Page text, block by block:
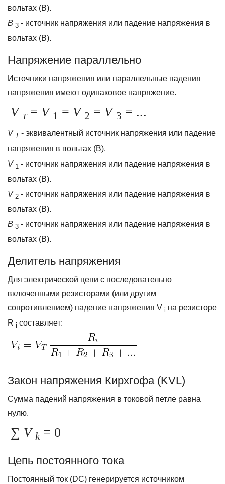
вольтах (В).
В 3 - источник напряжения или падение напряжения в
вольтах (В).
Напряжение параллельно
Источники напряжения или параллельные падения
напряжения имеют одинаковое напряжение.
V T= V 1 = V 2 = V 3 = ...
V T- эквивалентный источник напряжения или падение
напряжения в вольтах (В).
V 1 - источник напряжения или падение напряжения в
вольтах (В).
V 2 - источник напряжения или падение напряжения в
вольтах (В).
В 3 - источник напряжения или падение напряжения в
вольтах (В).
Делитель напряжения
Для электрической цепи с последовательно
включенными резисторами (или другим
сопротивлением) падение напряжения V i на резисторе
R i составляет:
Закон напряжения Кирхгофа (KVL)
Сумма падений напряжения в токовой петле равна
нулю.
∑ Vk= 0
Цепь постоянного тока
Постоянный ток (DC) генерируется источником